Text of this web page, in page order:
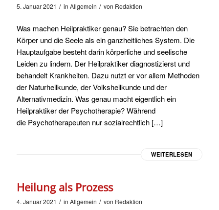
5. Januar 2021 / in Allgemein / von Redaktion
Was machen Heilpraktiker genau? Sie betrachten den
Körper und die Seele als ein ganzheitliches System. Die
Hauptaufgabe besteht darin körperliche und seelische
Leiden zu lindern. Der Heilpraktiker diagnostizierst und
behandelt Krankheiten. Dazu nutzt er vor allem Methoden
der Naturheilkunde, der Volksheilkunde und der
Alternativmedizin. Was genau macht eigentlich ein
Heilpraktiker der Psychotherapie? Während
die Psychotherapeuten nur sozialrechtlich […]
WEITERLESEN
Heilung als Prozess
4. Januar 2021 / in Allgemein / von Redaktion